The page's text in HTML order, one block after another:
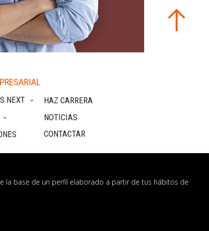
NEXT
HAZ CARRERA
NOTICIAS
CONTACTAR
la base de un perfil elaborado a partir de tus hábitos de